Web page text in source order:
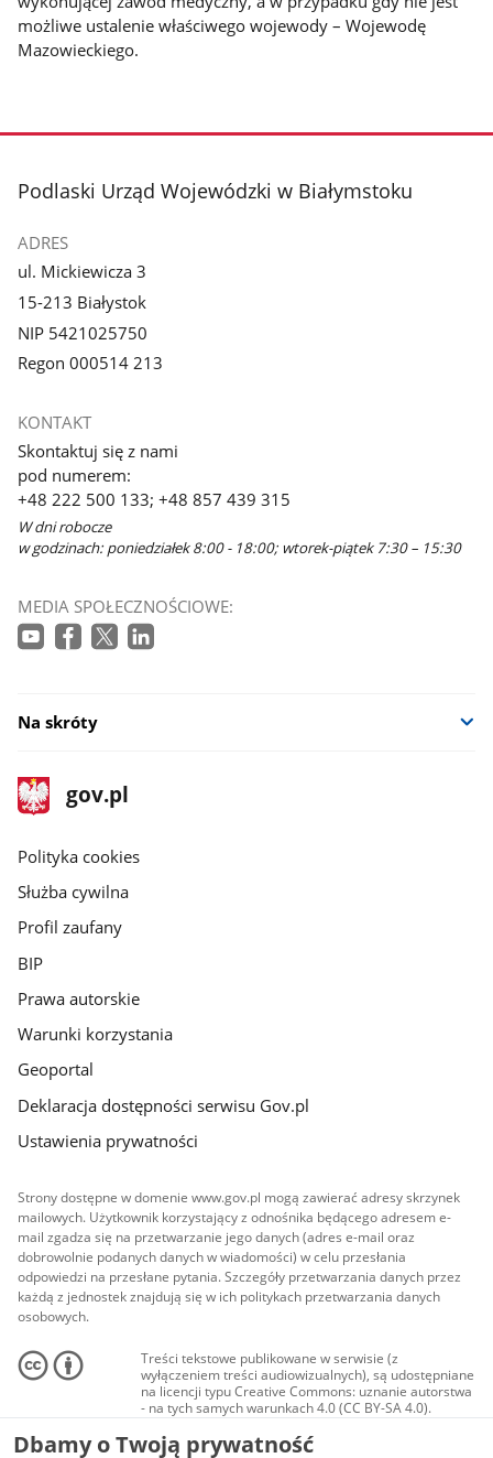
możliwe ustalenie właściwego wojewody – Wojewodę
Mazowieckiego.
stopka
Podlaski Urząd Wojewódzki w Białymstoku
ADRES
ul. Mickiewicza 3
15-213 Białystok
NIP 5421025750
Regon 000514 213
KONTAKT
Skontaktuj się z nami
pod numerem:
+48 222 500 133; +48 857 439 315
W dni robocze
w godzinach: poniedziałek 8:00 - 18:00; wtorek-piątek 7:30 – 15:30
MEDIA SPOŁECZNOŚCIOWE:
Na skróty
stopka
gov.pl
Strona
gov.pl
gov.pl
Polityka cookies
Służba cywilna
Profil zaufany
BIP
Prawa autorskie
Warunki korzystania
Geoportal
Deklaracja dostępności serwisu Gov.pl
Ustawienia prywatności
Strony dostępne w domenie www.gov.pl mogą zawierać adresy skrzynek
mailowych. Użytkownik korzystający z odnośnika będącego adresem e-
mail zgadza się na przetwarzanie jego danych (adres e-mail oraz
dobrowolnie podanych danych w wiadomości) w celu przesłania
odpowiedzi na przesłane pytania. Szczegóły przetwarzania danych przez
każdą z jednostek znajdują się w ich politykach przetwarzania danych
osobowych.
Treści tekstowe publikowane w serwisie (z
wyłączeniem treści audiowizualnych), są udostępniane
na licencji typu Creative Commons: uznanie autorstwa
- na tych samych warunkach 4.0 (CC BY-SA 4.0).
Materiały audiowizualne, w tym zdjęcia, materiały
audio i wideo, są udostępniane na licencji typu
Dbamy o Twoją prywatność